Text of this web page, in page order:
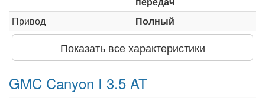
Привод
Полный
Показать все характеристики
GMC Canyon I 3.5 AT